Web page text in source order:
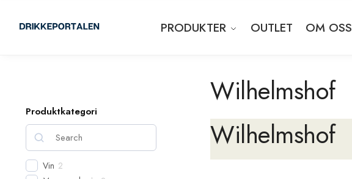
PRODUKTER OUTLET OM OSS
Wilhelmshof
Wilhelmshof
Produktkategori
Vin 2